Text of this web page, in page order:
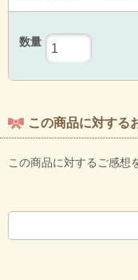
数量
この商品に対する
この商品に対するご感想